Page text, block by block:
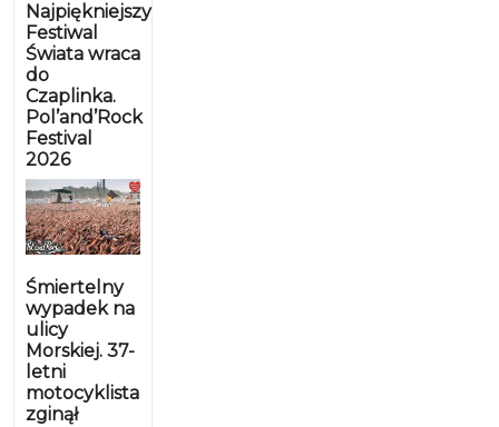
Najpiękniejszy
Festiwal
Świata wraca
do
Czaplinka.
Pol’and’Rock
Festival
2026
Śmiertelny
wypadek na
ulicy
Morskiej. 37-
letni
motocyklista
zginął